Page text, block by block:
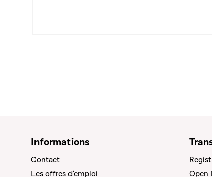
Informations
Contact
Les offres d'emploi
Open